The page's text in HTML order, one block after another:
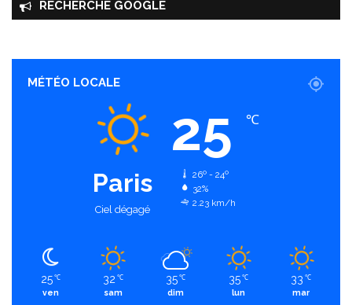
RECHERCHE GOOGLE
MÉTÉO LOCALE
Paris
Ciel dégagé
25 ℃
26º - 24º
32%
2.23 km/h
25 ℃
ven
32 ℃
sam
35 ℃
dim
35 ℃
lun
33 ℃
mar